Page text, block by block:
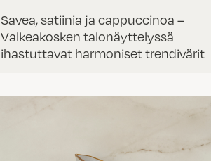
Savea, satiinia ja cappuccinoa –
Valkeakosken talonäyttelyssä
ihastuttavat harmoniset trendivärit